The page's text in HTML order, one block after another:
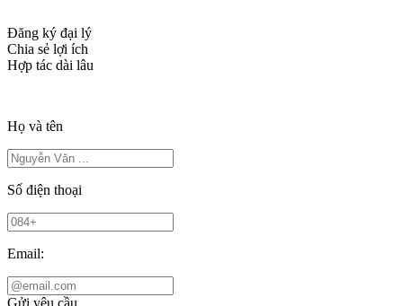
Đăng ký đại lý
Chia sẻ lợi ích
Hợp tác dài lâu
Họ và tên
Số điện thoại
Email: